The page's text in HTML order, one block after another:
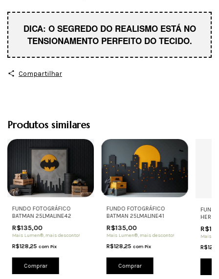
DICA: O SEGREDO DO REALISMO ESTÁ NO
TENSIONAMENTO PERFEITO DO TECIDO.
Compartilhar
Produtos similares
FUNDO FOTOGRÁFICO
BATMAN 25LMALINE42
R$135,00
Mais Lumen®, mais desconto!
R$128,25 com Pix
Comprar
FUNDO FOTOGRÁFICO
BATMAN 25LMALINE41
R$135,00
Mais Lumen®, mais desconto!
R$128,25 com Pix
Comprar
Mais